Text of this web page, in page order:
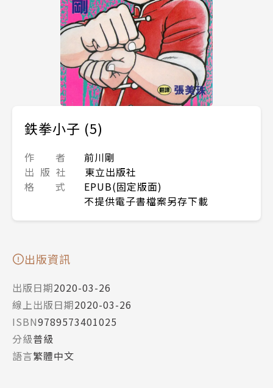
鉄拳小子 (5)
作 者
前川剛
出 版 社
東立出版社
格 式
EPUB(固定版面)
不提供電子書檔案另存下載
出版資訊
出版日期2020-03-26
線上出版日期2020-03-26
ISBN9789573401025
分級普級
語言繁體中文